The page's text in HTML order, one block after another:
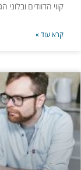
קווי הדוודים ובלוני
קרא עוד »